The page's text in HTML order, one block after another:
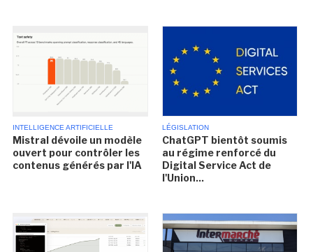
INTELLIGENCE ARTIFICIELLE
Mistral dévoile un modèle
ouvert pour contrôler les
contenus générés par l'IA
LÉGISLATION
ChatGPT bientôt soumis
au régime renforcé du
Digital Service Act de
l'Union...